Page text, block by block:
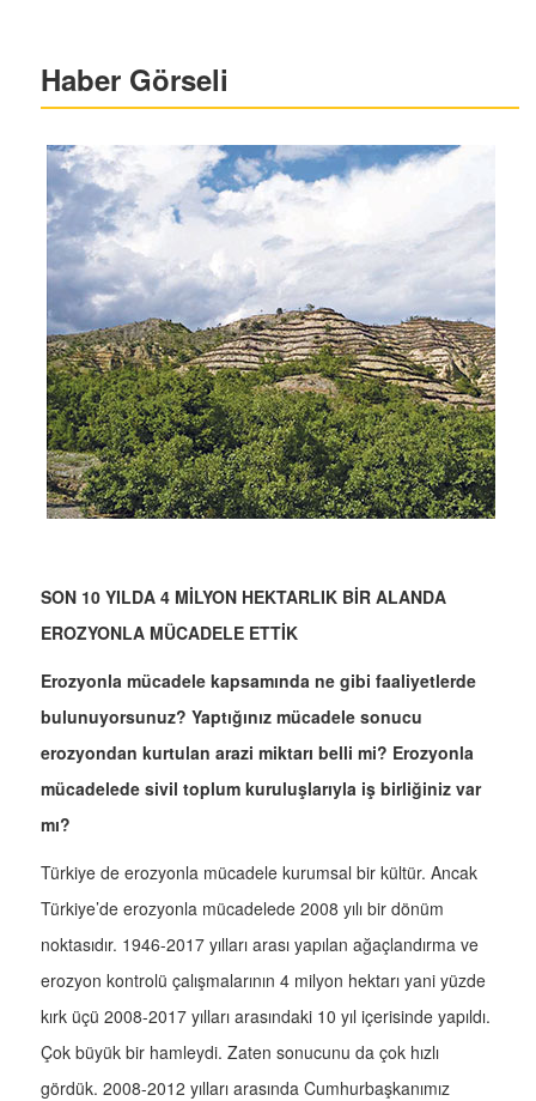
Haber Görseli
SON 10 YILDA 4 MİLYON HEKTARLIK BİR ALANDA
EROZYONLA MÜCADELE ETTİK
Erozyonla mücadele kapsamında ne gibi faaliyetlerde
bulunuyorsunuz? Yaptığınız mücadele sonucu
erozyondan kurtulan arazi miktarı belli mi? Erozyonla
mücadelede sivil toplum kuruluşlarıyla iş birliğiniz var
mı?
Türkiye de erozyonla mücadele kurumsal bir kültür. Ancak
Türkiye’de erozyonla mücadelede 2008 yılı bir dönüm
noktasıdır. 1946-2017 yılları arası yapılan ağaçlandırma ve
erozyon kontrolü çalışmalarının 4 milyon hektarı yani yüzde
kırk üçü 2008-2017 yılları arasındaki 10 yıl içerisinde yapıldı.
Çok büyük bir hamleydi. Zaten sonucunu da çok hızlı
gördük. 2008-2012 yılları arasında Cumhurbaşkanımız